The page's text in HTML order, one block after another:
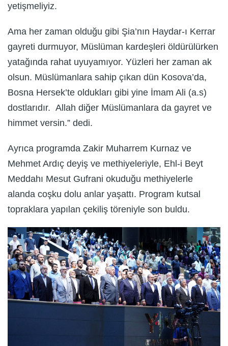
yetişmeliyiz.
Ama her zaman olduğu gibi Şia’nın Haydar-ı Kerrar
gayreti durmuyor, Müslüman kardeşleri öldürülürken
yatağında rahat uyuyamıyor. Yüzleri her zaman ak
olsun. Müslümanlara sahip çıkan dün Kosova’da,
Bosna Hersek’te oldukları gibi yine İmam Ali (a.s)
dostlarıdır. Allah diğer Müslümanlara da gayret ve
himmet versin.” dedi.
Ayrıca programda Zakir Muharrem Kurnaz ve
Mehmet Ardıç deyiş ve methiyeleriyle, Ehl-i Beyt
Meddahı Mesut Gufrani okuduğu methiyelerle
alanda coşku dolu anlar yaşattı. Program kutsal
topraklara yapılan çekiliş töreniyle son buldu.